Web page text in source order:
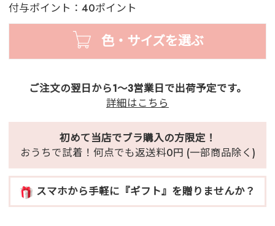
付与ポイント：40ポイント
色・サイズを選ぶ
ご注文の翌日から1～3営業日で出荷予定です。
詳細はこちら
初めて当店でブラ購入の方限定！
おうちで試着！何点でも返送料0円 (一部商品除く)
スマホから手軽に『ギフト』を贈りませんか？